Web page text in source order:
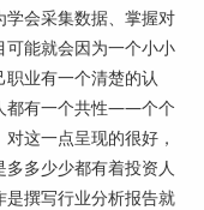
会采集数据、掌握对
能就会因为一个小小
业有一个清楚的认
都有一个共性——个个
这一点呈现的很好，
多少少都有着投资人
撰写行业分析报告就